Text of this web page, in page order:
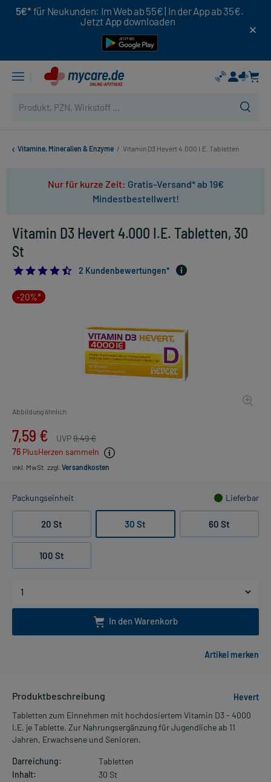
5€* für Neukunden: Im Web ab 55€ | In der App ab 35€.
Jetzt App downloaden
Vitamine, Mineralien & Enzyme / Vitamin D3 Hevert 4.000 I.E. Tabletten
Nur für kurze Zeit: Gratis-Versand* ab 19€
Mindestbestellwert!
Vitamin D3 Hevert 4.000 I.E. Tabletten, 30
St
4.5
2 Kundenbewertungen*
-20%*
Abbildung ähnlich
7,59 € UVP9,49 €
76 PlusHerzen sammeln
inkl. MwSt. zzgl. Versandkosten
Packungseinheit Lieferbar
20 St 30 St 60 St
100 St
In den Warenkorb
Produktbeschreibung
Hevert
Tabletten zum Einnehmen mit hochdosiertem Vitamin D3 - 4000
I.E. je Tablette. Zur Nahrungsergänzung für Jugendliche ab 11
Jahren, Erwachsene und Senioren.
Darreichung:
Tabletten
Inhalt:
30 St